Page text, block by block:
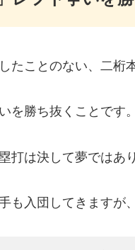
たことのない、二桁
を勝ち抜くことです。
打は決して夢ではあ
も入団してきますが